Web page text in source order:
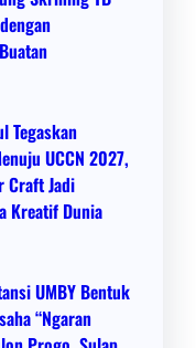
Tegaskan
UCCN 2027,
Craft Jadi
Kreatif Dunia
UMBY Bentuk
“Ngaran